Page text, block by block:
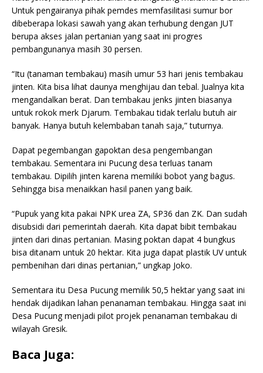
Untuk pengairanya pihak pemdes memfasilitasi sumur bor
dibeberapa lokasi sawah yang akan terhubung dengan JUT
berupa akses jalan pertanian yang saat ini progres
pembangunanya masih 30 persen.
“Itu (tanaman tembakau) masih umur 53 hari jenis tembakau
jinten. Kita bisa lihat daunya menghijau dan tebal. Jualnya kita
mengandalkan berat. Dan tembakau jenks jinten biasanya
untuk rokok merk Djarum. Tembakau tidak terlalu butuh air
banyak. Hanya butuh kelembaban tanah saja,” tuturnya.
Dapat pegembangan gapoktan desa pengembangan
tembakau. Sementara ini Pucung desa terluas tanam
tembakau. Dipilih jinten karena memiliki bobot yang bagus.
Sehingga bisa menaikkan hasil panen yang baik.
“Pupuk yang kita pakai NPK urea ZA, SP36 dan ZK. Dan sudah
disubsidi dari pemerintah daerah. Kita dapat bibit tembakau
jinten dari dinas pertanian. Masing poktan dapat 4 bungkus
bisa ditanam untuk 20 hektar. Kita juga dapat plastik UV untuk
pembenihan dari dinas pertanian,” ungkap Joko.
Sementara itu Desa Pucung memilik 50,5 hektar yang saat ini
hendak dijadikan lahan penanaman tembakau. Hingga saat ini
Desa Pucung menjadi pilot projek penanaman tembakau di
wilayah Gresik.
Baca Juga: